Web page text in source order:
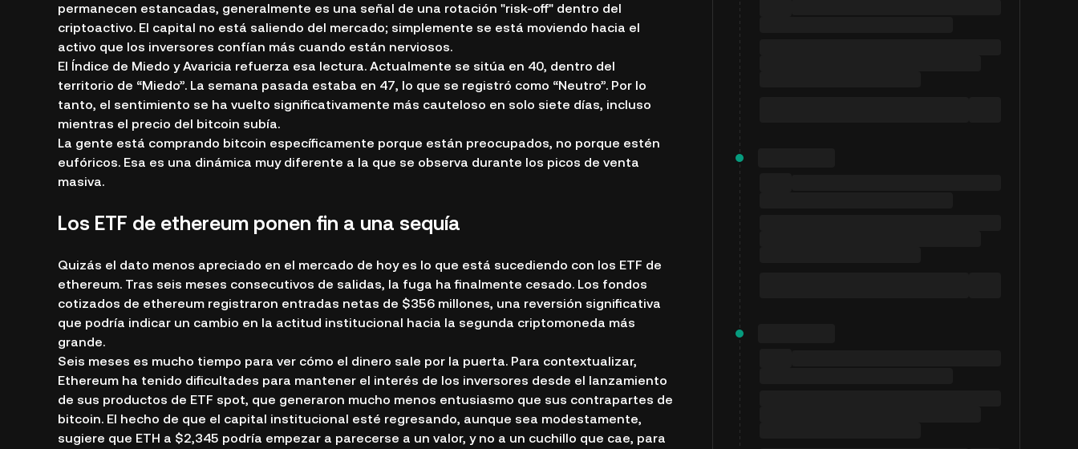
permanecen estancadas, generalmente es una señal de una rotación "risk-off" dentro del
criptoactivo. El capital no está saliendo del mercado; simplemente se está moviendo hacia el
activo que los inversores confían más cuando están nerviosos.
El Índice de Miedo y Avaricia refuerza esa lectura. Actualmente se sitúa en 40, dentro del
territorio de “Miedo”. La semana pasada estaba en 47, lo que se registró como “Neutro”. Por lo
tanto, el sentimiento se ha vuelto significativamente más cauteloso en solo siete días, incluso
mientras el precio del bitcoin subía.
La gente está comprando bitcoin específicamente porque están preocupados, no porque estén
eufóricos. Esa es una dinámica muy diferente a la que se observa durante los picos de venta
masiva.
Los ETF de ethereum ponen fin a una sequía
Quizás el dato menos apreciado en el mercado de hoy es lo que está sucediendo con los ETF de
ethereum. Tras seis meses consecutivos de salidas, la fuga ha finalmente cesado. Los fondos
cotizados de ethereum registraron entradas netas de $356 millones, una reversión significativa
que podría indicar un cambio en la actitud institucional hacia la segunda criptomoneda más
grande.
Seis meses es mucho tiempo para ver cómo el dinero sale por la puerta. Para contextualizar,
Ethereum ha tenido dificultades para mantener el interés de los inversores desde el lanzamiento
de sus productos de ETF spot, que generaron mucho menos entusiasmo que sus contrapartes de
bitcoin. El hecho de que el capital institucional esté regresando, aunque sea modestamente,
sugiere que ETH a $2,345 podría empezar a parecerse a un valor, y no a un cuchillo que cae, para